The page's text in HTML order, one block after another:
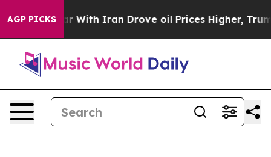
AGP PICKS
Iran Drove oil Prices Higher, Trump Gave